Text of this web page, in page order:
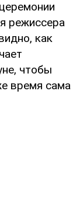
режиссера
как
чтобы
время сама